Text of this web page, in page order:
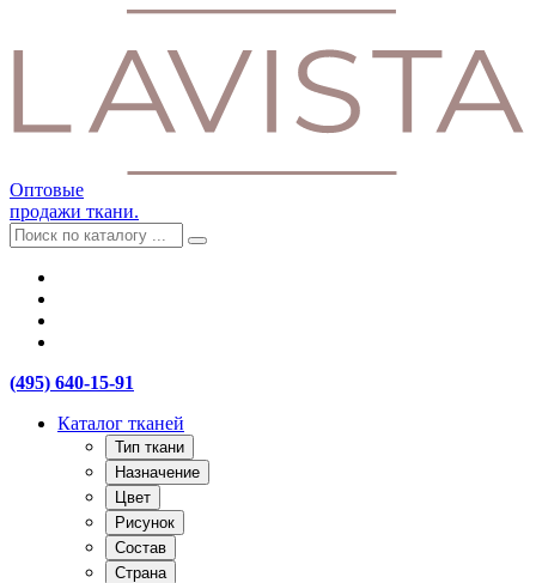
Оптовые
продажи ткани.
(495) 640-15-91
Каталог тканей
Тип ткани
Назначение
Цвет
Рисунок
Состав
Страна